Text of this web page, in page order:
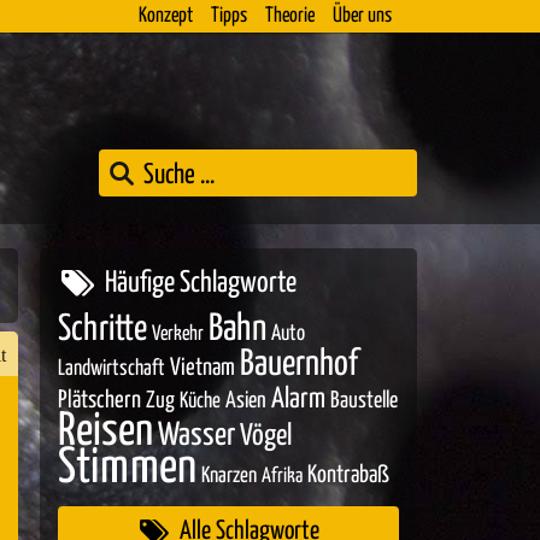
Konzept Tipps Theorie Über uns
Häufige Schlagworte
Schritte Verkehr Bahn Auto
Landwirtschaft Vietnam Bauernhof
Plätschern Zug Küche Asien Alarm Baustelle
ReisenWasserVögel
Stimmen Knarzen Afrika Kontrabaß
Alle Schlagworte